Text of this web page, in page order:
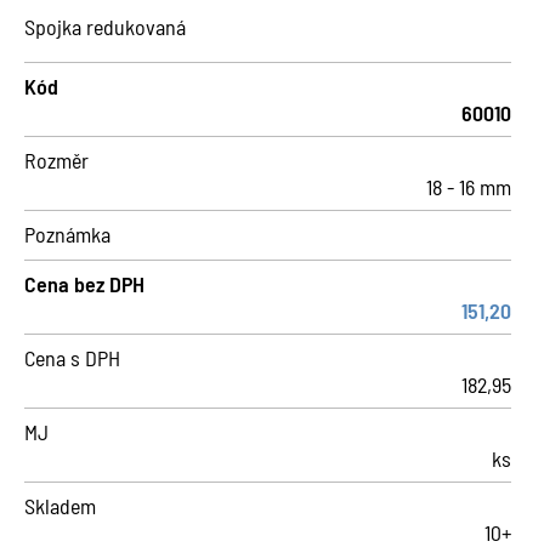
Spojka redukovaná
Kód
60010
Rozměr
18 - 16 mm
Poznámka
Cena bez DPH
151,20
Cena s DPH
182,95
MJ
ks
Skladem
10+